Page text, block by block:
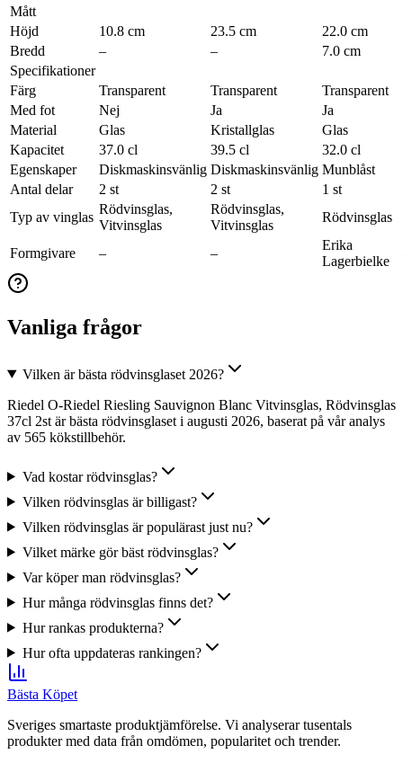
Mått
Höjd
10.8 cm 23.5 cm
22.0 cm
Bredd
– –
7.0 cm
Specifikationer
Färg
Transparent Transparent
Transparent
Med fot
Nej Ja
Ja
Material
Glas Kristallglas
Glas
Kapacitet
37.0 cl 39.5 cl
32.0 cl
Egenskaper
Diskmaskinsvänlig Diskmaskinsvänlig Munblåst
Antal delar
2 st 2 st
1 st
Typ av vinglas
Rödvinsglas,
Vitvinsglas
Rödvinsglas,
Vitvinsglas
Rödvinsglas
Formgivare – –
Erika
Lagerbielke
Vanliga frågor
Vilken är bästa rödvinsglaset 2026?
Riedel O-Riedel Riesling Sauvignon Blanc Vitvinsglas, Rödvinsglas
37cl 2st är bästa rödvinsglaset i augusti 2026, baserat på vår analys
av 565 kökstillbehör.
Vad kostar rödvinsglas?
Vilken rödvinsglas är billigast?
Vilken rödvinsglas är populärast just nu?
Vilket märke gör bäst rödvinsglas?
Var köper man rödvinsglas?
Hur många rödvinsglas finns det?
Hur rankas produkterna?
Hur ofta uppdateras rankingen?
Bästa Köpet
Sveriges smartaste produktjämförelse. Vi analyserar tusentals
produkter med data från omdömen, popularitet och trender.